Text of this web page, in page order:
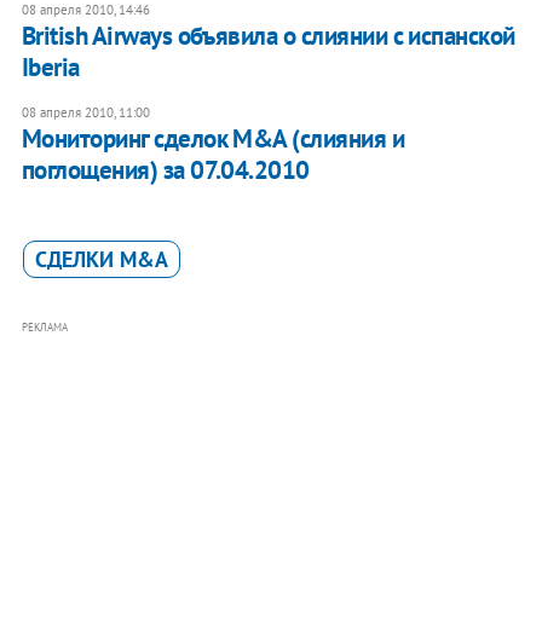
08 апреля 2010, 14:46
British Airways объявила о слиянии с испанской
Iberia
08 апреля 2010, 11:00
Мониторинг сделок M&A (слияния и
поглощения) за 07.04.2010
СДЕЛКИ M&A
РЕКЛАМА